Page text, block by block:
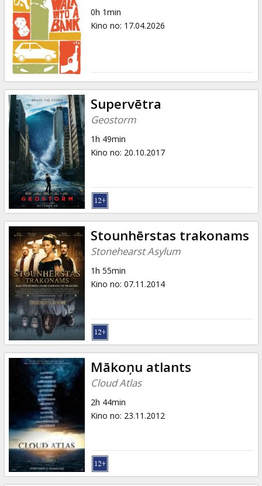
Dāvanu
kartes
Uzkodas
B2B
Kino
Klubs
0h 1min
Kino no: 17.04.2026
Supervētra
Geostorm
1h 49min
Kino no: 20.10.2017
Stounhērstas trakonams
Stonehearst Asylum
1h 55min
Kino no: 07.11.2014
Mākoņu atlants
Cloud Atlas
2h 44min
Kino no: 23.11.2012